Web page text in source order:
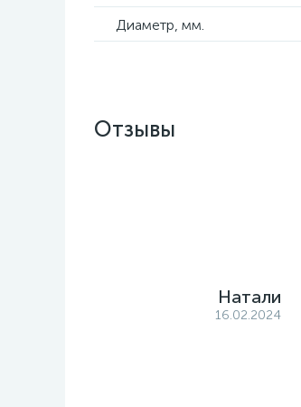
Диаметр, мм.
Отзывы
Натали
16.02.2024